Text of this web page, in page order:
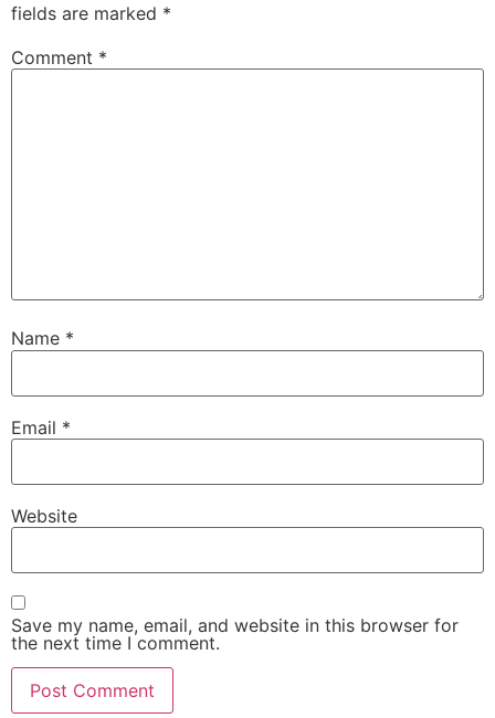
fields are marked *
Comment *
Name *
Email *
Website
Save my name, email, and website in this browser for
the next time I comment.